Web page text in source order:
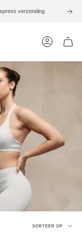
Account
verzending
SORTEER OP